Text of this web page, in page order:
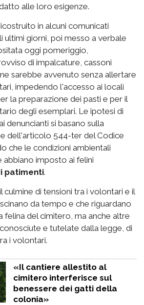
alle loro esigenze.
in alcuni comunicati
ultimi giorni, poi messo a verbale
oggi pomeriggio,
di impalcature, cassoni
sarebbe avvenuto senza allertare
impedendo l'accesso ai locali
la preparazione dei pasti e per il
degli esemplari. Le ipotesi di
denuncianti si basano sulla
dell'articolo 544-ter del Codice
che le condizioni ambientali
abbiano imposto ai felini
patimenti.
culmine di tensioni tra i volontari e il
da tempo e che riguardano
felina del cimitero, ma anche altre
e tutelate dalla legge, di
i volontari.
«Il cantiere allestito al
cimitero interferisce sul
benessere dei gatti della
colonia»